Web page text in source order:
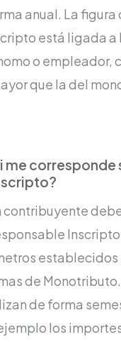
anual. La figura
está ligada a
o empleador,
que la del
me corresponde
contribuyente
establecidos
de
de forma
los